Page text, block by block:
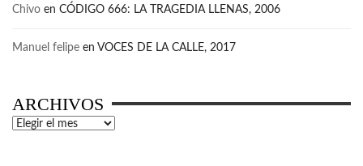
Chivo en CÓDIGO 666: LA TRAGEDIA LLENAS, 2006
Manuel felipe en VOCES DE LA CALLE, 2017
ARCHIVOS
Archivos